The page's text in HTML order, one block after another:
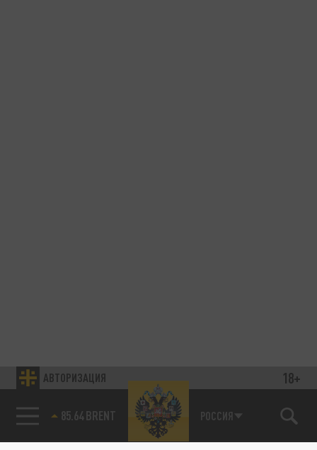
АВТОРИЗАЦИЯ 18+
85.64 BRENT РОССИЯ